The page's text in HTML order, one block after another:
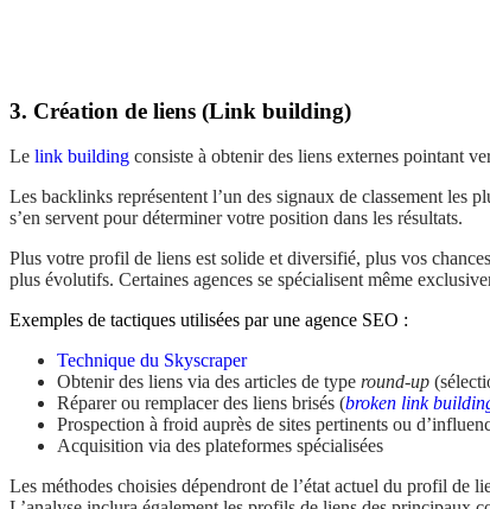
3. Création de liens (Link building)
Le link building consiste à obtenir des liens externes pointant
Les backlinks représentent l’un des signaux de classement les
s’en servent pour déterminer votre position dans les résultats.
Plus votre profil de liens est solide et diversifié, plus vos
plus évolutifs. Certaines agences se spécialisent même
Exemples de tactiques utilisées par une agence SEO :
Technique du Skyscraper
Obtenir des liens via des articles de type round-up
Réparer ou remplacer des liens brisés (broken link
Prospection à froid auprès de sites pertinents ou
Acquisition via des plateformes spécialisées
Les méthodes choisies dépendront de l’état actuel du profil de